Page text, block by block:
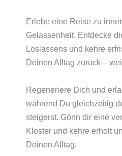
Erlebe eine Reise zu
Gelassenheit. Entdecke
Loslassens und kehre
Deinen Alltag zurück –
Regeneriere Dich und
während Du gleichzeitig
steigerst. Gönn dir eine
Kloster und kehre erholt
Deinen Alltag.